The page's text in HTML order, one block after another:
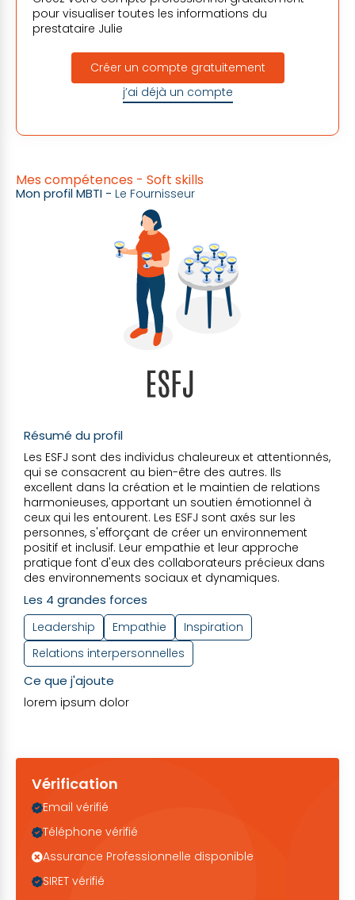
Vérification
Email vérifié
Téléphone vérifié
Assurance Professionnelle disponible
SIRET vérifié
pour visualiser toutes les informations du
prestataire Julie
Créer un compte gratuitement
j’ai déjà un compte
Mes compétences - Soft skills
Mon profil MBTI - Le Fournisseur
Résumé du profil
Les ESFJ sont des individus chaleureux et attentionnés,
qui se consacrent au bien-être des autres. Ils
excellent dans la création et le maintien de relations
harmonieuses, apportant un soutien émotionnel à
ceux qui les entourent. Les ESFJ sont axés sur les
personnes, s'efforçant de créer un environnement
positif et inclusif. Leur empathie et leur approche
pratique font d'eux des collaborateurs précieux dans
des environnements sociaux et dynamiques.
Les 4 grandes forces
Leadership Empathie
Inspiration
Relations interpersonnelles
Ce que j'ajoute
lorem ipsum dolor